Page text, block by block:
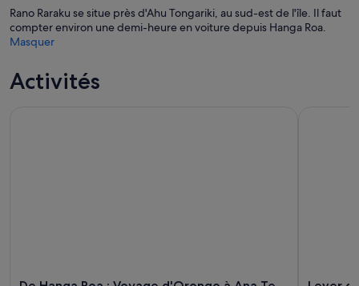
Rano Raraku se situe près d'Ahu Tongariki, au sud-est de l'île. Il faut
compter environ une demi-heure en voiture depuis Hanga Roa.
Masquer
Activités